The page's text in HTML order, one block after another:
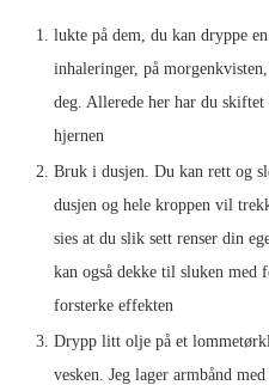
lukte på dem, du kan dryppe
inhaleringer, på
deg. Allerede her har du
hjernen
Bruk i dusjen. Du kan rett og
dusjen og hele kroppen vil
sies at du slik sett renser din
kan også dekke til sluken
forsterke effekten
Drypp litt olje på et
vesken. Jeg lager armbånd